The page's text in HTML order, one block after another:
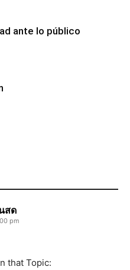
ante lo público
สด
pm
that Topic: